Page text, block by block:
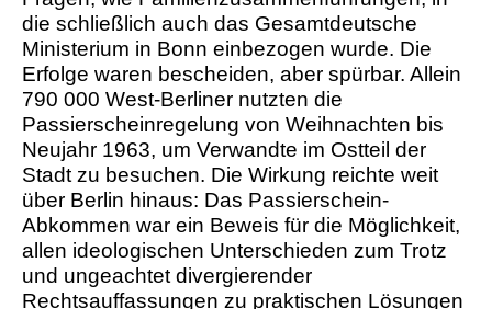
die schließlich auch das Gesamtdeutsche
Ministerium in Bonn einbezogen wurde. Die
Erfolge waren bescheiden, aber spürbar. Allein
790 000 West-Berliner nutzten die
Passierscheinregelung von Weihnachten bis
Neujahr 1963, um Verwandte im Ostteil der
Stadt zu besuchen. Die Wirkung reichte weit
über Berlin hinaus: Das Passierschein-
Abkommen war ein Beweis für die Möglichkeit,
allen ideologischen Unterschieden zum Trotz
und ungeachtet divergierender
Rechtsauffassungen zu praktischen Lösungen